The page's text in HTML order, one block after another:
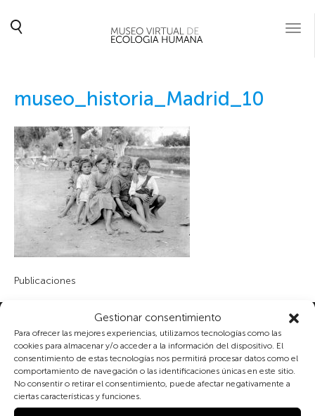
Gestionar consentimiento
Para ofrecer las mejores experiencias, utilizamos tecnologías como las
cookies para almacenar y/o acceder a la información del dispositivo. El
consentimiento de estas tecnologías nos permitirá procesar datos como el
comportamiento de navegación o las identificaciones únicas en este sitio.
No consentir o retirar el consentimiento, puede afectar negativamente a
ciertas características y funciones.
museo_historia_Madrid_10
Publicaciones
Subscribe to our newsletter
By checking the box and submitting this form, you
expressly consent to the processing of your personal